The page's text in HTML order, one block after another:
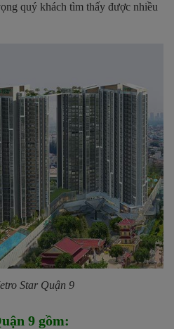
quý khách tìm thấy được nhiều
Star Quận 9
9 gồm: